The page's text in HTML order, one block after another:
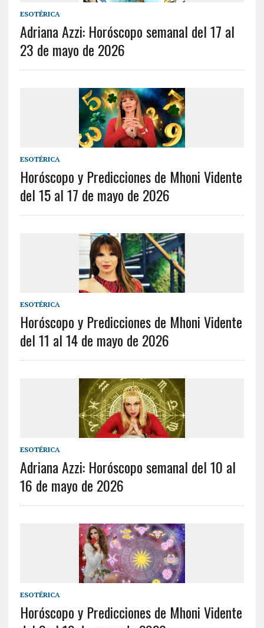
ESOTÉRICA
Adriana Azzi: Horóscopo semanal del 17 al
23 de mayo de 2026
ESOTÉRICA
Horóscopo y Predicciones de Mhoni Vidente
del 15 al 17 de mayo de 2026
ESOTÉRICA
Horóscopo y Predicciones de Mhoni Vidente
del 11 al 14 de mayo de 2026
ESOTÉRICA
Adriana Azzi: Horóscopo semanal del 10 al
16 de mayo de 2026
ESOTÉRICA
Horóscopo y Predicciones de Mhoni Vidente